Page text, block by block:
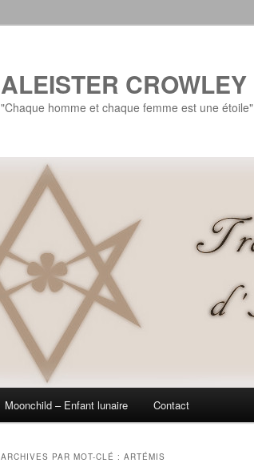
ALEISTER CROWLEY
"Chaque homme et chaque femme est une étoile"
Moonchild – Enfant lunaire Contact
ARCHIVES PAR MOT-CLÉ : ARTÉMIS